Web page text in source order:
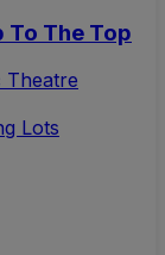
To The Top
Theatre
Lots